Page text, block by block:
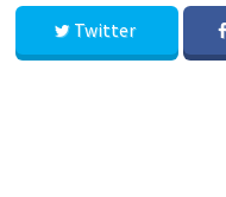
Twitter